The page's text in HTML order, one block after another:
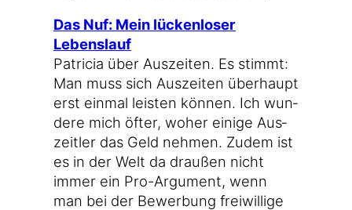
Das Nuf: Mein lücken­lo­ser
Lebenslauf
Patri­cia über Aus­zei­ten. Es stimmt:
Man muss sich Aus­zei­ten über­haupt
erst ein­mal leis­ten kön­nen. Ich wun­
de­re mich öfter, woher eini­ge Aus­
zeit­ler das Geld neh­men. Zudem ist
es in der Welt da drau­ßen nicht
immer ein Pro-Argument, wenn
man bei der Bewer­bung frei­wil­li­ge